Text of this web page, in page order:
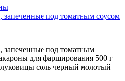
под томатным соусом
под томатным
для фарширования 500 г
соль черный молотый